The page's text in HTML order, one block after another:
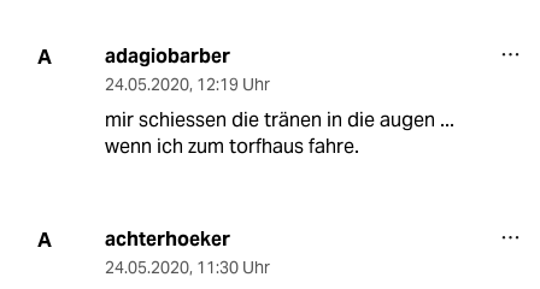
A adagiobarber
24.05.2020, 12:19 Uhr
mir schiessen die tränen in die augen ...
wenn ich zum torfhaus fahre.
A achterhoeker
24.05.2020, 11:30 Uhr